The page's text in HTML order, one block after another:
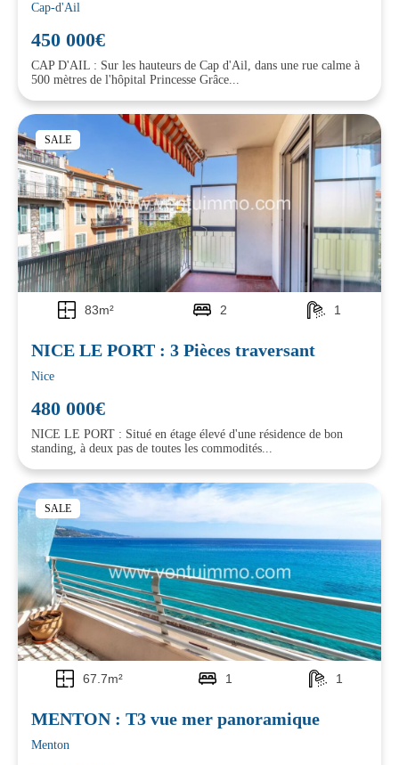
Cap-d'Ail
450 000€
CAP D'AIL : Sur les hauteurs de Cap d'Ail, dans une rue calme à
500 mètres de l'hôpital Princesse Grâce...
SALE
83m² 2 1
NICE LE PORT : 3 Pièces traversant
Nice
480 000€
NICE LE PORT : Situé en étage élevé d'une résidence de bon
standing, à deux pas de toutes les commodités...
SALE
67.7m² 1 1
MENTON : T3 vue mer panoramique
Menton